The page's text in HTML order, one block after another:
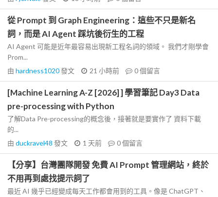
從 Prompt 到 Graph Engineering：這些不只是新名
詞，而是 AI Agent 踩坑後衍生的工程
AI Agent 可能是近年最容易出現新工程名詞的領域。 我們才剛學會
Prom...
由 hardness1020發文 21 小時前 0個留言
[Machine Learning A-Z [2026] ] 學習筆記 Day3 Data
pre-processing with Python
了解Data Pre-processing的概念後，接著就是要實作了 資料下載
的...
由 duckravel48 發文 1 天前 0個留言
【分享】台灣團隊開發 免費 AI Prompt 管理網站，終於
不用再到處找提示詞了
最近 AI 幾乎已經變成每天工作都會用到的工具。像是 ChatGPT、